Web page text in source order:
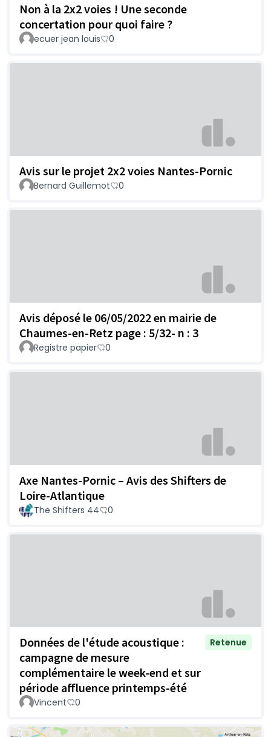
Non à la 2x2 voies ! Une seconde
concertation pour quoi faire ?
ecuer jean louis 0
Avis sur le projet 2x2 voies Nantes-Pornic
Bernard Guillemot 0
Avis déposé le 06/05/2022 en mairie de
Chaumes-en-Retz page : 5/32- n : 3
Registre papier 0
Axe Nantes-Pornic – Avis des Shifters de
Loire-Atlantique
The Shifters 44 0
Données de l'étude acoustique :
campagne de mesure
complémentaire le week-end et sur
période affluence printemps-été
Retenue
Vincent 0